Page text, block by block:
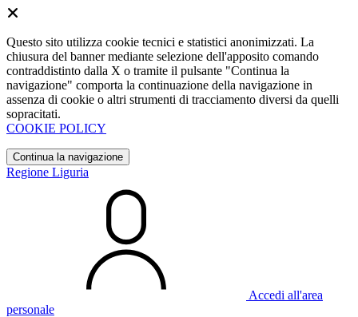
Questo sito utilizza cookie tecnici e statistici anonimizzati. La
chiusura del banner mediante selezione dell'apposito comando
contraddistinto dalla X o tramite il pulsante "Continua la
navigazione" comporta la continuazione della navigazione in
assenza di cookie o altri strumenti di tracciamento diversi da quelli
sopracitati.
COOKIE POLICY
Continua la navigazione
Regione Liguria
Accedi all'area
personale